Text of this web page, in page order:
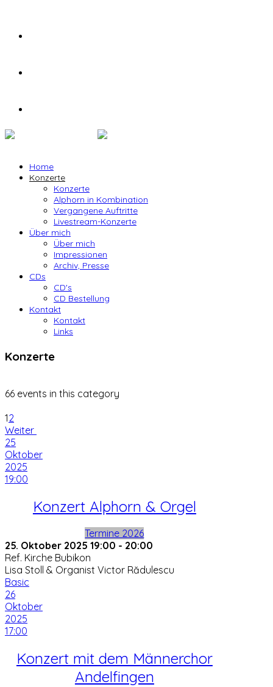
Home
Konzerte
Konzerte
Alphorn in Kombination
Vergangene Auftritte
Livestream-Konzerte
Über mich
Über mich
Impressionen
Archiv, Presse
CDs
CD's
CD Bestellung
Kontakt
Kontakt
Links
Konzerte
66 events in this category
12
Weiter
25
Oktober
2025
19:00
Konzert Alphorn & Orgel
Termine 2026
25. Oktober 2025 19:00 - 20:00
Ref. Kirche Bubikon
Lisa Stoll & Organist Victor Rădulescu
Basic
26
Oktober
2025
17:00
Konzert mit dem Männerchor
Andelfingen